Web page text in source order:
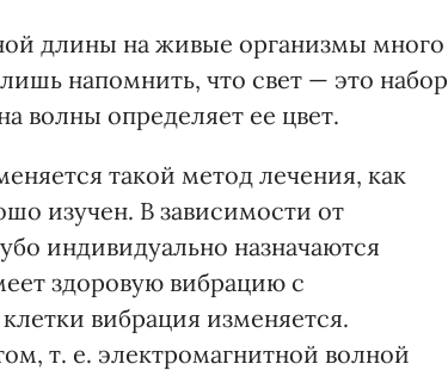
длины на живые организмы много
напомнить, что свет — это набор
волны определяет ее цвет.
такой метод лечения, как
изучен. В зависимости от
индивидуально назначаются
здоровую вибрацию с
вибрация изменяется.
т. е. электромагнитной волной